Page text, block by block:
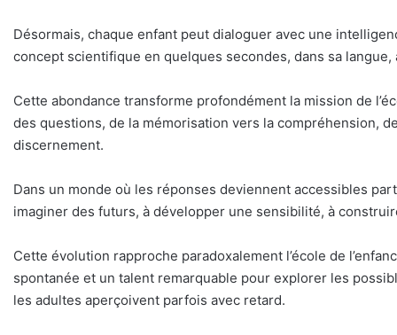
Désormais, chaque enfant peut dialoguer avec une
concept scientifique en quelques secondes, dans sa
Cette abondance transforme profondément la mission de
des questions, de la mémorisation vers la compréhension,
discernement.
Dans un monde où les réponses deviennent accessibles
imaginer des futurs, à développer une sensibilité, à
Cette évolution rapproche paradoxalement l’école de
spontanée et un talent remarquable pour explorer les
les adultes aperçoivent parfois avec retard.